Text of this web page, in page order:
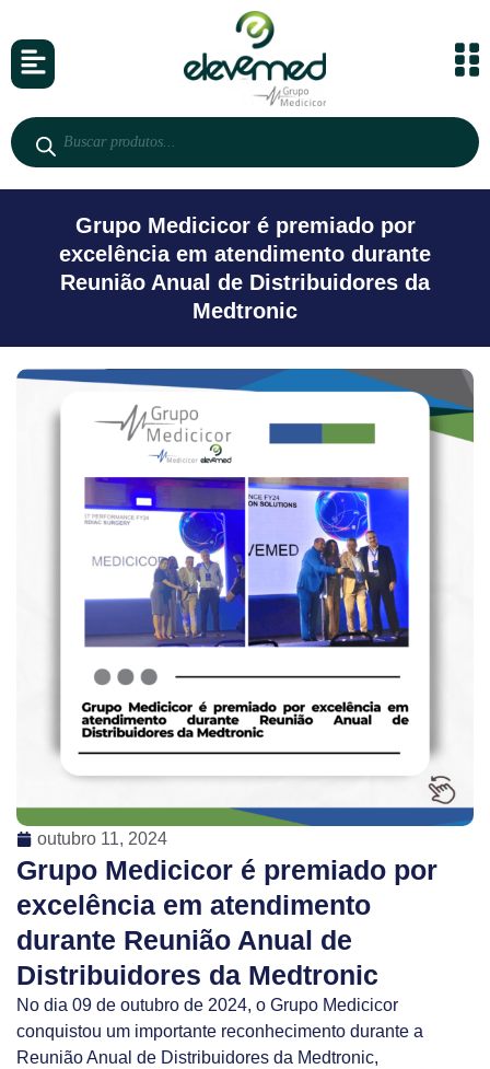
Grupo Medicicor é premiado por
excelência em atendimento durante
Reunião Anual de Distribuidores da
Medtronic
outubro 11, 2024
Grupo Medicicor é premiado por
excelência em atendimento
durante Reunião Anual de
Distribuidores da Medtronic
No dia 09 de outubro de 2024, o Grupo Medicicor
conquistou um importante reconhecimento durante a
Reunião Anual de Distribuidores da Medtronic,